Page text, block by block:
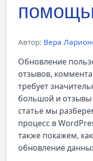
Автор: Вера
Обновление
отзывов,
требует
большой и отзывы
статье мы
процесс в
также покажем,
обновление